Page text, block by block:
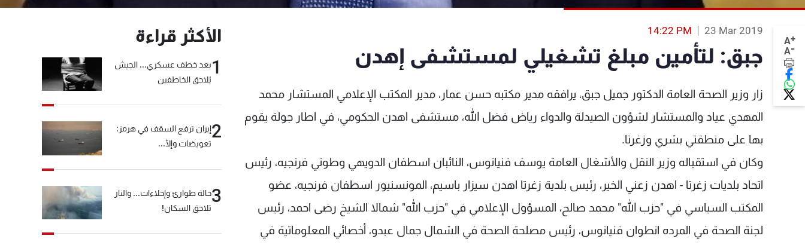
A+
A-
23 Mar 2019
14:22 PM
جبق: لتأمين مبلغ تشغيلي لمستشفى إهدن
زار وزير الصحة العامة الدكتور جميل جبق، يرافقه مدير مكتبه حسن عمار، مدير المكتب الإعلامي المستشار محمد
المهدي عياد والمستشار لشؤون الصيدلة والدواء رياض فضل الله، مستشفى اهدن الحكومي، في اطار جولة يقوم
بها على منطقتي بشري وزغرتا.
وكان في استقباله وزير النقل والأشغال العامة يوسف فنيانوس، النائبان اسطفان الدويهي وطوني فرنجيه، رئيس
اتحاد بلديات زغرتا - اهدن زعني الخير، رئيس بلدية زغرتا اهدن سيزار باسيم، المونسنيور اسطفان فرنجيه، عضو
المكتب السياسي في "حزب الله" محمد صالح، المسؤول الإعلامي في "حزب الله" شمالا الشيخ رضى احمد، رئيس
لجنة الصحة في المرده انطوان فنيانوس، رئيس مصلحة الصحة في الشمال جمال عبدو، أخصائي المعلوماتية في
الأكثر قراءة
1بعد خطف عسكري... الجيش
يُلاحق الخاطفين
2إيران ترفع السقف في هرمز:
تعويضات وإلّا...
3حالة طوارئ وإخلاءات... والنار
تلاحق السكان!